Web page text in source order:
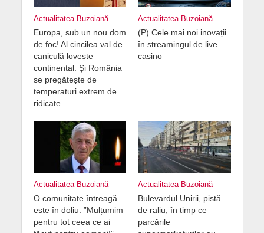
Actualitatea Buzoiană
Europa, sub un nou dom
de foc! Al cincilea val de
caniculă lovește
continental. Și România
se pregătește de
temperaturi extrem de
ridicate
Actualitatea Buzoiană
(P) Cele mai noi inovații
în streamingul de live
casino
Actualitatea Buzoiană
O comunitate întreagă
este în doliu. ”Mulțumim
pentru tot ceea ce ai
Actualitatea Buzoiană
Bulevardul Unirii, pistă
de raliu, în timp ce
parcările